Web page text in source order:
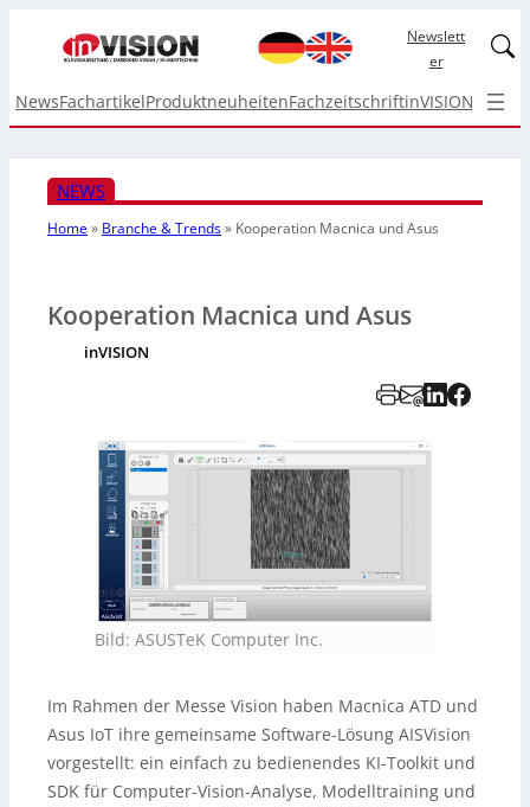
Newslett
er
NewsFachartikelProduktneuheitenFachzeitschriftinVISION Top
NEWS
Home» Branche & Trends» Kooperation Macnica und Asus
Kooperation Macnica und Asus
inVISION
Bild: ASUSTeK Computer Inc.
Im Rahmen der Messe Vision haben Macnica ATD und
Asus IoT ihre gemeinsame Software-Lösung AISVision
vorgestellt: ein einfach zu bedienendes KI-Toolkit und
SDK für Computer-Vision-Analyse, Modelltraining und